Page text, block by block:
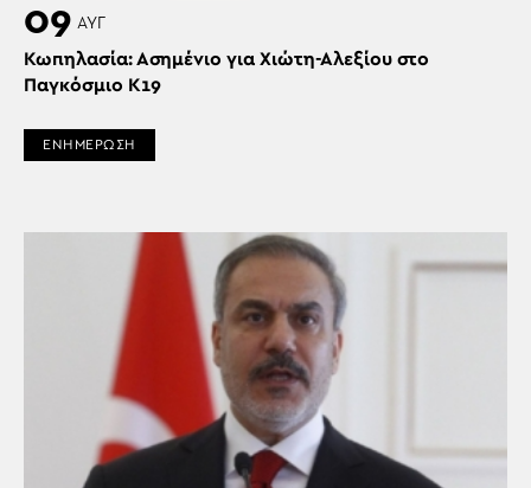
09 ΑΥΓ
Κωπηλασία: Ασημένιο για Χιώτη-Αλεξίου στο
Παγκόσμιο Κ19
ΕΝΗΜΕΡΩΣΗ